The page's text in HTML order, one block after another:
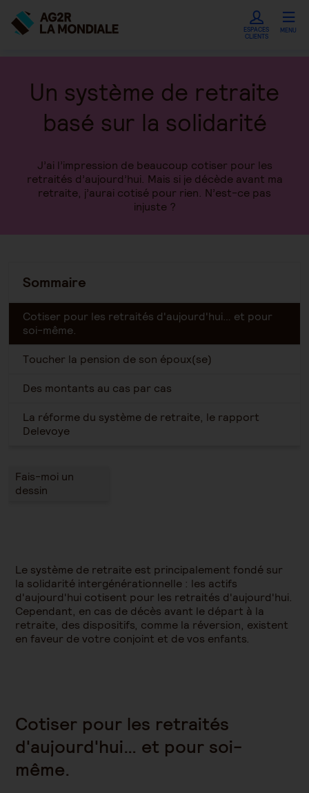
ESPACES
CLIENTS
MENU
Un système de retraite
basé sur la solidarité
J’ai l’impression de beaucoup cotiser pour les
retraités d’aujourd’hui. Mais si je décède avant ma
retraite, j’aurai cotisé pour rien. N’est-ce pas
injuste ?
Sommaire
Cotiser pour les retraités d'aujourd'hui… et pour
soi-même.
Toucher la pension de son époux(se)
Des montants au cas par cas
La réforme du système de retraite, le rapport
Delevoye
Fais-moi un
dessin
Le système de retraite est principalement fondé sur
la solidarité intergénérationnelle : les actifs
d'aujourd'hui cotisent pour les retraités d'aujourd'hui.
Cependant, en cas de décès avant le départ à la
retraite, des dispositifs, comme la réversion, existent
en faveur de votre conjoint et de vos enfants.
Cotiser pour les retraités
d'aujourd'hui… et pour soi-
même.